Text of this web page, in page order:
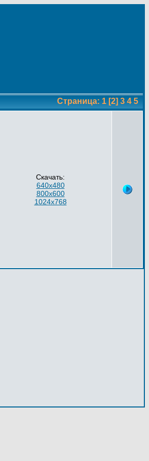
Страница: 1 [2] 3 4 5
Скачать:
640x480
800x600
1024x768